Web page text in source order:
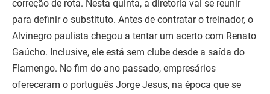
correção de rota. Nesta quinta, a diretoria vai se reunir
para definir o substituto. Antes de contratar o treinador, o
Alvinegro paulista chegou a tentar um acerto com Renato
Gaúcho. Inclusive, ele está sem clube desde a saída do
Flamengo. No fim do ano passado, empresários
ofereceram o português Jorge Jesus, na época que se